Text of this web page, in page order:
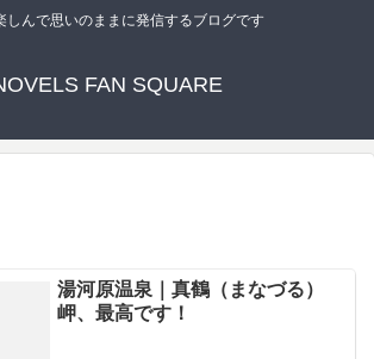
しんで思いのままに発信するブログです
FAN SQUARE
湯河原温泉｜真鶴（まなづる）
岬、最高です！